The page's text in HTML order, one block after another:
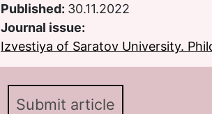
Published: 30.11.2022
Journal issue:
Izvestiya of Saratov University.
Submit article